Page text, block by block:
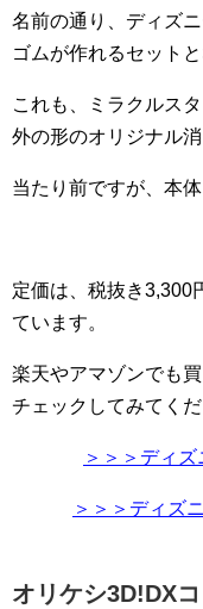
名前の通り、ディズ
ゴムが作れるセットと
これも、ミラクルス
外の形のオリジナル
当たり前ですが、本
定価は、税抜き3,300
ています。
楽天やアマゾンでも
チェックしてみてくだ
＞＞＞ディ
＞＞＞ディズ
オリケシ3D!DX